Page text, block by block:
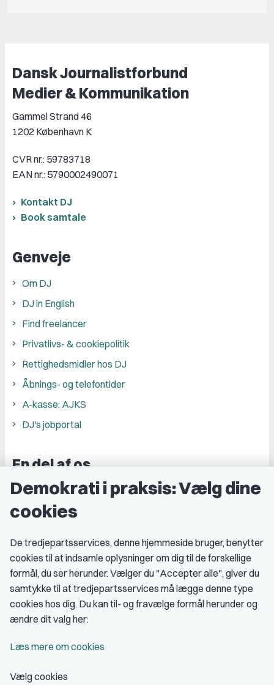
Dansk Journalistforbund
Medier & Kommunikation
Gammel Strand 46
1202 København K
CVR nr.: 59783718
EAN nr.: 5790002490071
Kontakt DJ
Book samtale
Genveje
Om DJ
DJ in English
Find freelancer
Privatlivs- & cookiepolitik
Rettighedsmidler hos DJ
Åbnings- og telefontider
A-kasse: AJKS
DJ's jobportal
En del af os
Grupper og kredse
Studenterorganisationer
Medlemskab
Fordele som medlem
Kontingent
Demokrati i praksis: Vælg dine
cookies
De tredjepartsservices, denne hjemmeside bruger, benytter
cookies til at indsamle oplysninger om dig til de forskellige
formål, du ser herunder. Vælger du "Accepter alle", giver du
samtykke til at tredjepartsservices må lægge denne type
cookies hos dig. Du kan til- og fravælge formål herunder og
ændre dit valg her:
Læs mere om cookies
Vælg cookies